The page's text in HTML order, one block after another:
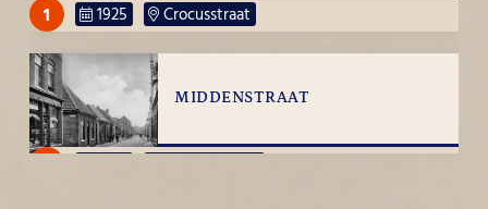
1 1925 Crocusstraat
MIDDENSTRAAT